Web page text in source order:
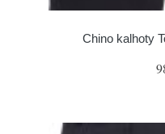
Chino kalhoty